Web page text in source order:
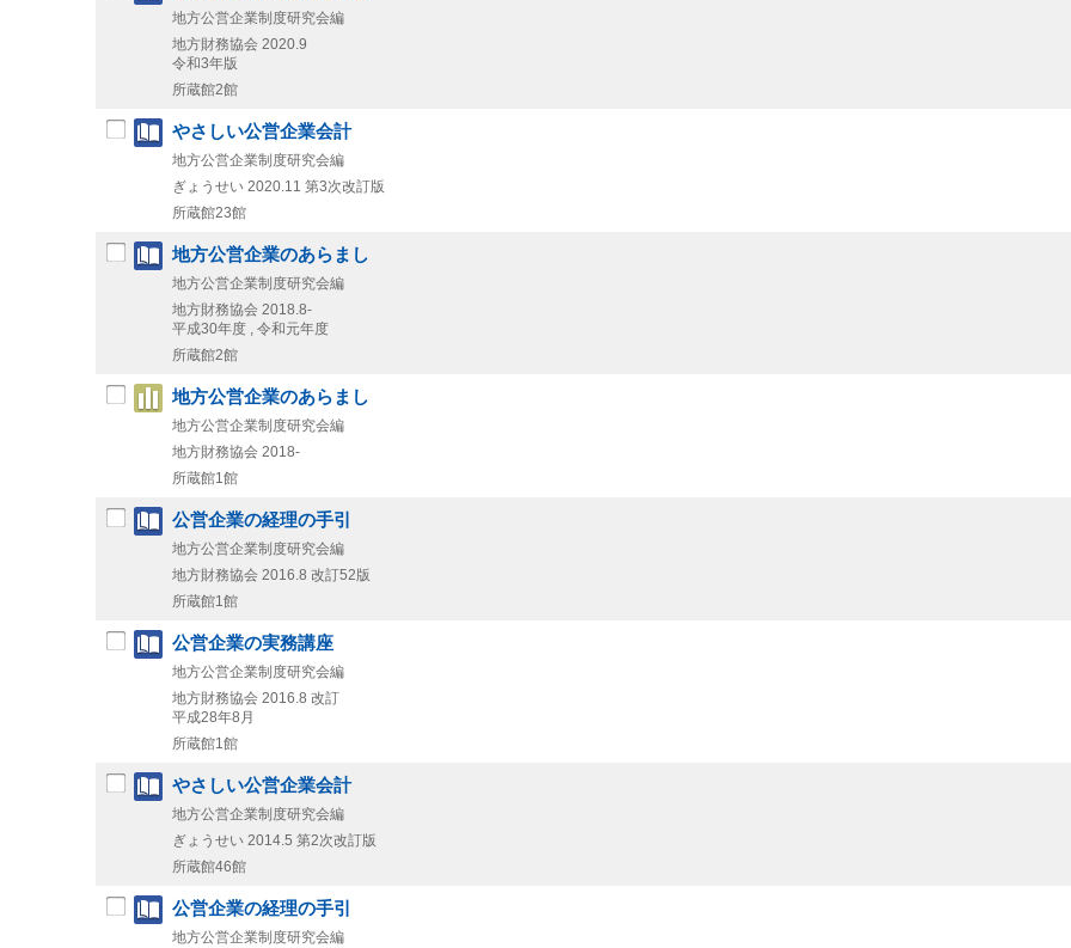
地方公営企業制度研究会編
地方財務協会 2020.9
令和3年版
所蔵館2館
やさしい公営企業会計
地方公営企業制度研究会編
ぎょうせい 2020.11 第3次改訂版
所蔵館23館
地方公営企業のあらまし
地方公営企業制度研究会編
地方財務協会 2018.8-
平成30年度 , 令和元年度
所蔵館2館
地方公営企業のあらまし
地方公営企業制度研究会編
地方財務協会 2018-
所蔵館1館
公営企業の経理の手引
地方公営企業制度研究会編
地方財務協会 2016.8 改訂52版
所蔵館1館
公営企業の実務講座
地方公営企業制度研究会編
地方財務協会 2016.8 改訂
平成28年8月
所蔵館1館
やさしい公営企業会計
地方公営企業制度研究会編
ぎょうせい 2014.5 第2次改訂版
所蔵館46館
公営企業の経理の手引
地方公営企業制度研究会編